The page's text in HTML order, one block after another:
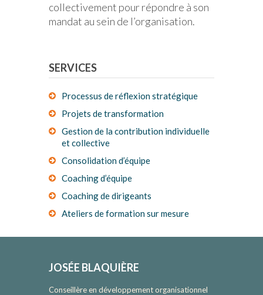
collectivement pour répondre à son
mandat au sein de l’organisation.
SERVICES
Processus de réflexion stratégique
Projets de transformation
Gestion de la contribution individuelle
et collective
Consolidation d’équipe
Coaching d’équipe
Coaching de dirigeants
Ateliers de formation sur mesure
JOSÉE BLAQUIÈRE
Conseillère en développement organisationnel